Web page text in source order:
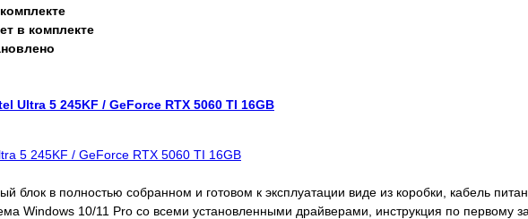
в комплекте
Ultra 5 245KF / GeForce RTX 5060 TI 16GB
5 245KF / GeForce RTX 5060 TI 16GB
блок в полностью собранном и готовом к эксплуатации виде из коробки, кабель
Windows 10/11 Pro со всеми установленными драйверами, инструкция по первому